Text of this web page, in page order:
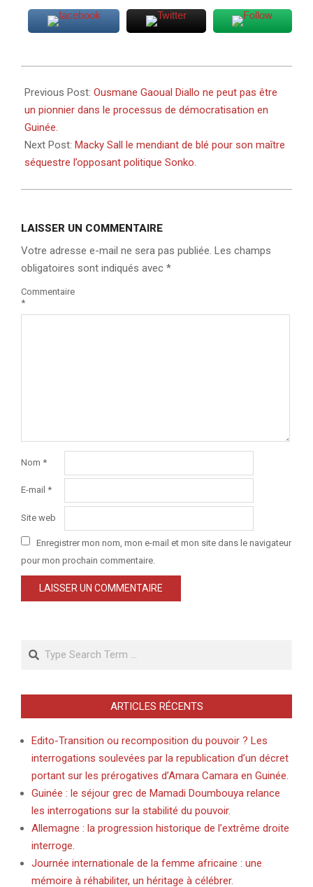
06-
17
Previous Post: Ousmane Gaoual Diallo ne peut pas être
un pionnier dans le processus de démocratisation en
Guinée.
Next Post: Macky Sall le mendiant de blé pour son maître
séquestre l’opposant politique Sonko.
LAISSER UN COMMENTAIRE
Votre adresse e-mail ne sera pas publiée. Les champs
obligatoires sont indiqués avec *
Commentaire
*
Nom *
E-mail *
Site web
Enregistrer mon nom, mon e-mail et mon site dans le navigateur
pour mon prochain commentaire.
Search
ARTICLES RÉCENTS
Edito-Transition ou recomposition du pouvoir ? Les
interrogations soulevées par la republication d’un décret
portant sur les prérogatives d’Amara Camara en Guinée.
Guinée : le séjour grec de Mamadi Doumbouya relance
les interrogations sur la stabilité du pouvoir.
Allemagne : la progression historique de l’extrême droite
interroge.
Journée internationale de la femme africaine : une
mémoire à réhabiliter, un héritage à célébrer.